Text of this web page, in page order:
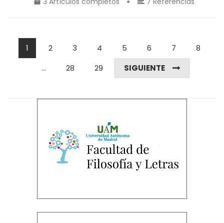
1 2 3 4 5 6 7
8
...
28 29 SIGUIENTE